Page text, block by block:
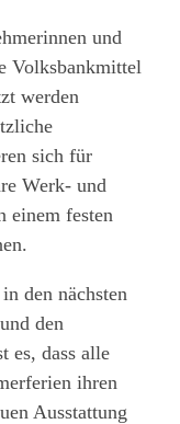
und
Volksbankmittel
werden
sich für
Werk- und
einem festen
den nächsten
den
es, dass alle
ihren
Ausstattung